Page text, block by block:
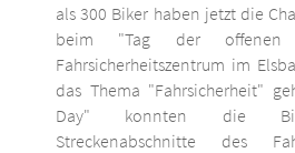
als 300 Biker haben jetzt die
beim "Tag der
Fahrsicherheitszentrum im
das Thema "Fahrsicherheit"
Day" konnten die
Streckenabschnitte des